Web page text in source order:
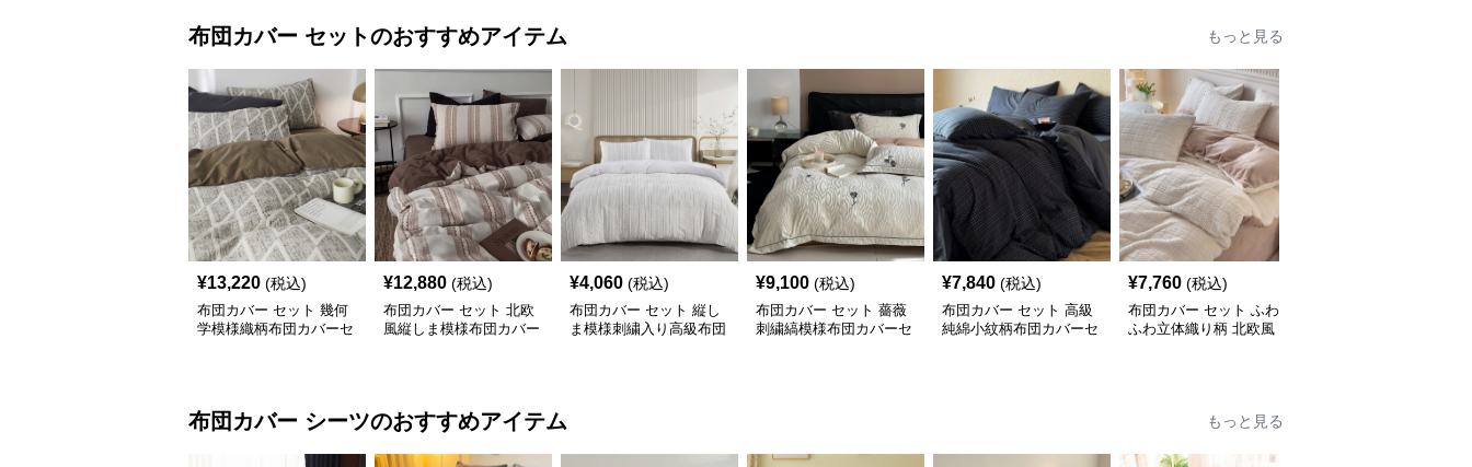
布団カバー セットのおすすめアイテム もっと見る
¥13,220 (税込)
布団カバー セット 幾何
学模様織柄布団カバーセ
¥12,880 (税込)
布団カバー セット 北欧
風縦しま模様布団カバー
¥4,060 (税込)
布団カバー セット 縦し
ま模様刺繍入り高級布団
¥9,100 (税込)
布団カバー セット 薔薇
刺繍縞模様布団カバーセ
¥7,840 (税込)
布団カバー セット 高級
純綿小紋柄布団カバーセ
¥7,760 (税込)
布団カバー セット ふわ
ふわ立体織り柄 北欧風
布団カバー シーツのおすすめアイテム もっと見る